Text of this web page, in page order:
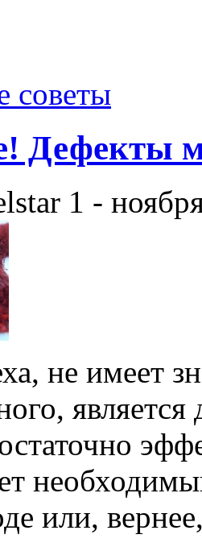
советы
Дефекты
1 -
не имеет
или,